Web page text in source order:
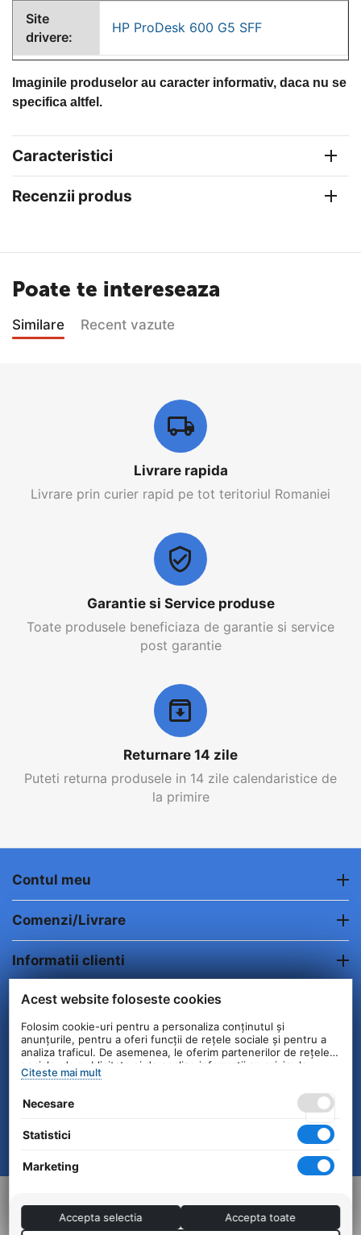
Site
drivere:
HP ProDesk 600 G5 SFF
Imaginile produselor au caracter informativ, daca nu se
specifica altfel.
Caracteristici
Recenzii produs
Poate te intereseaza
Similare Recent vazute
Livrare rapida
Livrare prin curier rapid pe tot teritoriul Romaniei
Garantie si Service produse
Toate produsele beneficiaza de garantie si service
post garantie
Returnare 14 zile
Puteti returna produsele in 14 zile calendaristice de
la primire
Contul meu
Comenzi/Livrare
Informatii clienti
Contact
© 2004 - 2026 Unick International. Instalat si
Configurat — © netSEO
Acest website foloseste cookies
Folosim cookie-uri pentru a personaliza conținutul și
anunțurile, pentru a oferi funcții de rețele sociale și pentru a
analiza traficul. De asemenea, le oferim partenerilor de rețele
sociale, de publicitate și de analize informații cu privire la
modul în care folosiți site-ul nostru. Aceștia le pot combina cu
serviciilor lor.
Citeste mai mult
Necesare
Statistici
Marketing
Accepta selectia Accepta toate